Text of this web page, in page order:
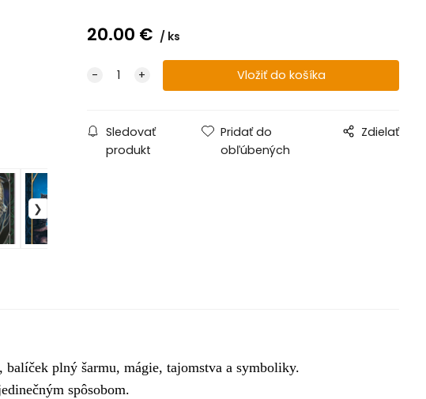
20.00 € ks
Sledovať
produkt
Pridať do
obľúbených
Zdielať
plný šarmu, mágie, tajomstva a symboliky.
spôsobom.